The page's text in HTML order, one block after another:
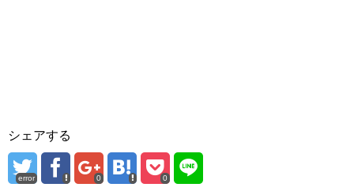
シェアする
error 0 0